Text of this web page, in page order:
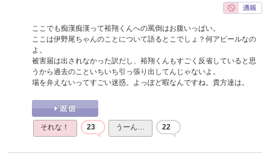
ここでも痴漢痴漢って裕翔くんへの罵倒はお腹いっぱい。
ここは伊野尾ちゃんのことについて語るとこでしょ？何アピールなの
よ。
被害届は出されなかった訳だし、裕翔くんもすごく反省していると思
うから過去のこといちいち引っ張り出してんじゃないよ。
場を弁えないってすごい迷惑。よっぽど暇なんですね。貴方達は。
それな！ 23 うーん… 22